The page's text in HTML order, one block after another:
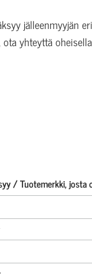
jälleenmyyjän
yhteyttä
/ Tuotemerkki, josta
Lehdestätunnistat